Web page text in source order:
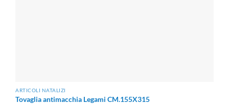
ARTICOLI NATALIZI
Tovaglia antimacchia Legami CM.155X315